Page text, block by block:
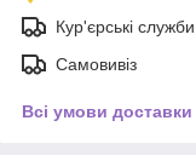
Кур'єрські служби
Самовивіз
Всі умови доставки